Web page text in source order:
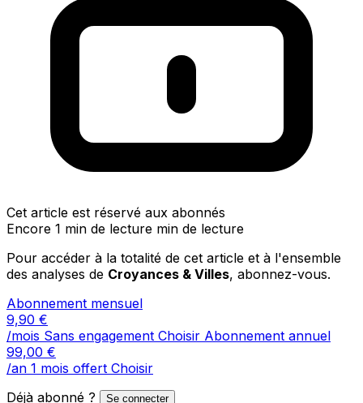
Cet article est réservé aux abonnés
Encore 1 min de lecture min de lecture
Pour accéder à la totalité de cet article et à l'ensemble
des analyses de Croyances & Villes, abonnez-vous.
Abonnement mensuel
9,90 €
/mois Sans engagement Choisir Abonnement annuel
99,00 €
/an 1 mois offert Choisir
Déjà abonné ?
Se connecter